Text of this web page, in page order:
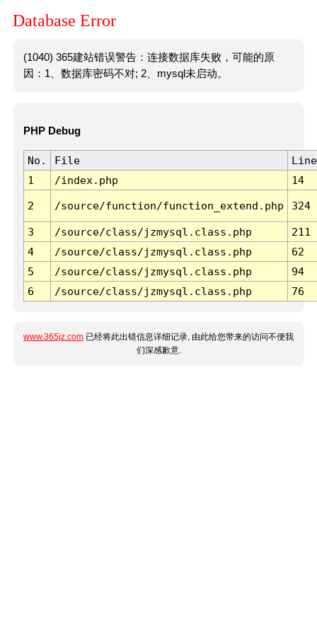
Database Error
(1040) 365建站错误警告：连接数据库失败，可能的原
因：1、数据库密码不对; 2、mysql未启动。
PHP Debug
No. File
Line
1
/index.php 14
2 /source/function/function_extend.php 324
3 /source/class/jzmysql.class.php
211
4
/source/class/jzmysql.class.php
62
5
/source/class/jzmysql.class.php
94
6
/source/class/jzmysql.class.php 76
www.365jz.com 已经将此出错信息详细记录, 由此给您带来的访问不便我
们深感歉意.